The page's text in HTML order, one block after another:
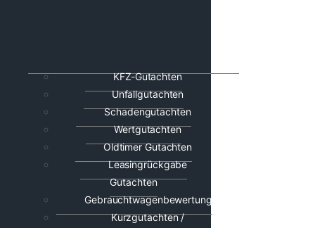
KFZ-Gutachten
Unfallgutachten
Schadengutachten
Wertgutachten
Oldtimer Gutachten
Leasingrückgabe
Gutachten
Gebrauchtwagenbewertung
Kurzgutachten /